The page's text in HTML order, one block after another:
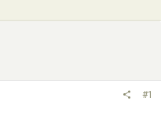
#1